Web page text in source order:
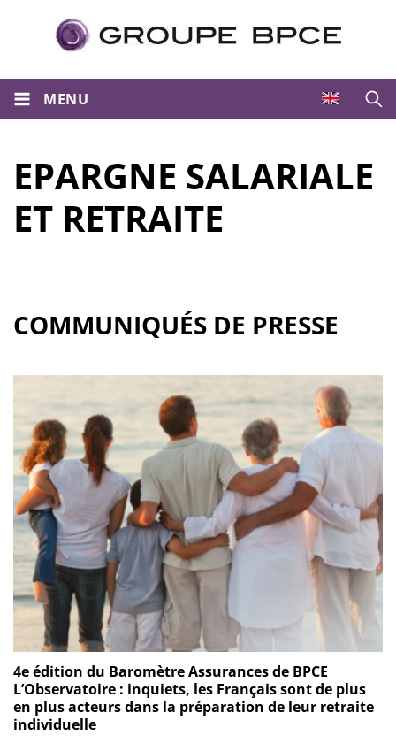
MENU
EPARGNE SALARIALE
ET RETRAITE
COMMUNIQUÉS DE PRESSE
4e édition du Baromètre Assurances de BPCE
L’Observatoire : inquiets, les Français sont de plus
en plus acteurs dans la préparation de leur retraite
individuelle